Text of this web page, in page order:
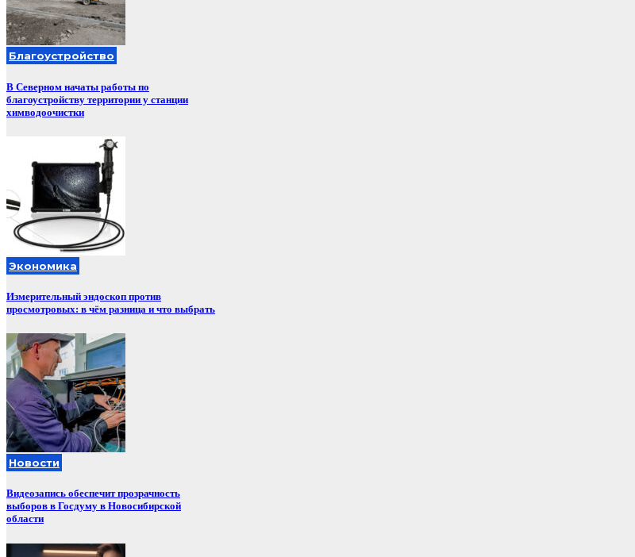
Благоустройство
В Северном начаты работы по
благоустройству территории у станции
химводоочистки
Экономика
Измерительный эндоскоп против
просмотровых: в чём разница и что выбрать
Новости
Видеозапись обеспечит прозрачность
выборов в Госдуму в Новосибирской
области